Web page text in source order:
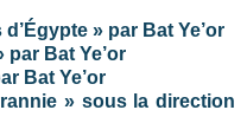
» par Bat Ye’or
par Bat Ye’or
Bat Ye’or
» sous la direction